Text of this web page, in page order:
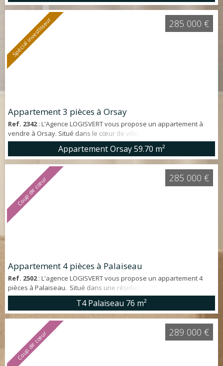
aménagée et équipée, grand SÉJOUR DOUBLE avec BALCON exposé
SUD et SANS VIS-À-VIS, 3 chambres avec placards, WC indépendant
et salle de bain...
Spécial investisseur
Appartement 3 pièces à Orsay
Ref. 2342: L'Agence LOGISVERT vous propose un appartement à
vendre à Orsay. Situé dans le cœur de ville, dans une résidence
récente, appartement en rez-de-jardin d'env. 60 m². * Emplacement
- A 2 pas du RER d'Orsay ville, des écoles, lycée et commerces *
Caractéristiques de l'appartement - Résidence de 2012 - Séjour de
plain pied sur terrasse et jardin privatif - Cuisine aménagée et
Appartement Orsay59.70 m²
285 000 €
Coup de cœur
Appartement 4 pièces à Palaiseau
Ref. 2502: L'agence LOGISVERT vous propose un appartement 4
pièces à Palaiseau. Situé dans une résidence CALME et
VERDOYANTE, appartement d'environ 76 m² en TRÈS BON ÉTAT
GÉNÉRAL offrant : entrée avec placards, séjour ouvrant sur BALCON
PLEIN SUD avec BELLE VUE sur la vallée, cuisine aménagée et
équipée, 3 chambres, salle d'eau et WC indépendant. Une place de
PARKING privative ainsi qu'une CA...
T4 Palaiseau 76 m²
285 000 €
Coup de cœur 289 000 €